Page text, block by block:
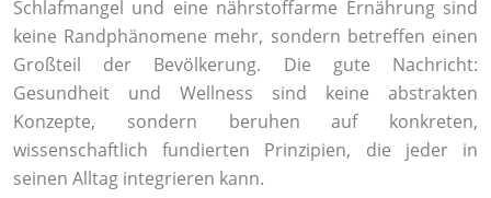
Schlafmangel und eine nährstoffarme Ernährung sind
keine Randphänomene mehr, sondern betreffen einen
Großteil der Bevölkerung. Die gute Nachricht:
Gesundheit und Wellness sind keine abstrakten
Konzepte, sondern beruhen auf konkreten,
wissenschaftlich fundierten Prinzipien, die jeder in
seinen Alltag integrieren kann.